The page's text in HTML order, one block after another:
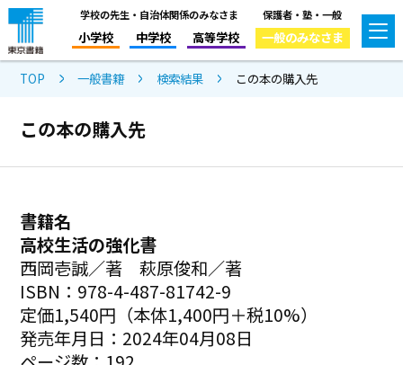
学校の先生・自治体関係のみなさま
小学校 中学校 高等学校
保護者・塾・一般
一般のみなさま
TOP 一般書籍 検索結果 この本の購入先
この本の購入先
書籍名
高校生活の強化書
西岡壱誠／著 萩原俊和／著
ISBN：978-4-487-81742-9
定価1,540円（本体1,400円＋税10%）
発売年月日：2024年04月08日